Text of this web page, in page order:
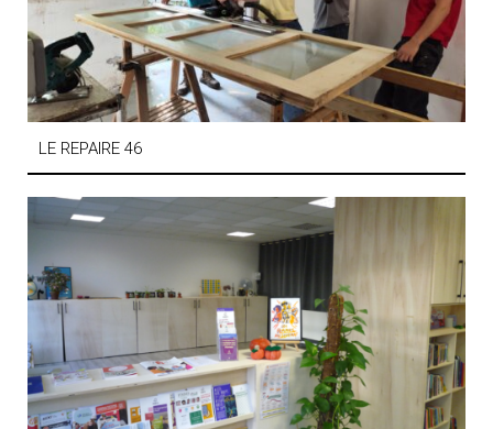
LE REPAIRE 46